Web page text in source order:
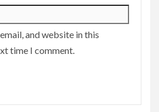
and website in this
time I comment.